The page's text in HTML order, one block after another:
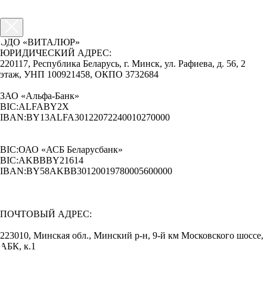
ОДО «ВИТАЛЮР»
ЮРИДИЧЕСКИЙ АДРЕС:
220117, Республика Беларусь, г. Минск, ул. Рафиева, д. 56, 2
этаж, УНП 100921458, ОКПО 3732684
ЗАО «Альфа-Банк»
BIC:ALFABY2X
IBAN:BY13ALFA30122072240010270000
BIC:ОАО «АСБ Беларусбанк»
BIC:AKBBBY21614
IBAN:BY58AKBB30120019780005600000
ПОЧТОВЫЙ АДРЕС:
223010, Минская обл., Минский р-н, 9-й км Московского шоссе,
АБК, к.1